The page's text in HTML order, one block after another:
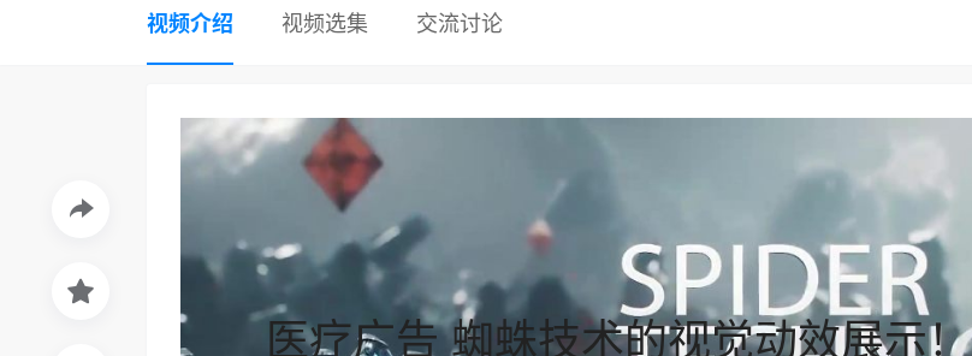
视频介绍 视频选集 交流讨论
医疗广告 蜘蛛技术的视觉动效展示！